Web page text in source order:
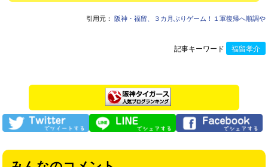
引用元： 阪神・福留、３カ月ぶりゲーム！１軍復帰へ順調や
記事キーワード 福留孝介